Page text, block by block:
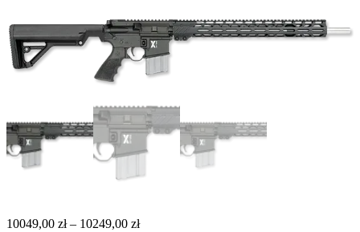
10049,00 zł – 10249,00 złZakres